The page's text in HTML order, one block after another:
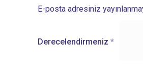
E-posta adresiniz
Derecelendirmeniz *